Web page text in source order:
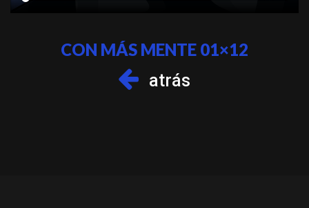
CON MÁS MENTE 01×12
atrás